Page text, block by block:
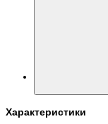
Характеристики